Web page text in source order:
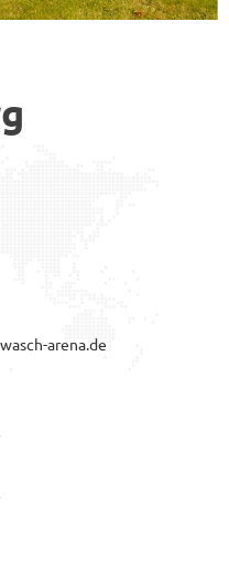
arena.de